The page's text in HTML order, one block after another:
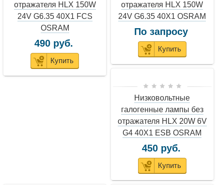
отражателя HLX 150W
24V G6.35 40X1 FCS
OSRAM
490 руб.
Купить
отражателя HLX 150W
24V G6.35 40X1 OSRAM
По запросу
Купить
Низковольтные
галогенные лампы без
отражателя HLX 20W 6V
G4 40X1 ESB OSRAM
450 руб.
Купить